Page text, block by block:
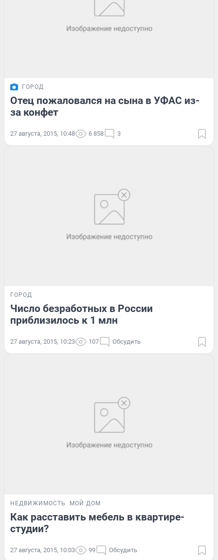
ГОРОД
Отец пожаловался на сына в УФАС из-
за конфет
27 августа, 2015, 10:48 6 858 3
ГОРОД
Число безработных в России
приблизилось к 1 млн
27 августа, 2015, 10:23 107 Обсудить
НЕДВИЖИМОСТЬ МОЙ ДОМ
Как расставить мебель в квартире-
студии?
27 августа, 2015, 10:03 99 Обсудить